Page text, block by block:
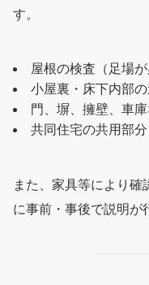
す。
屋根の検査（足場が
小屋裏・床下内部
門、塀、擁壁、車
共同住宅の共用部
また、家具等により
に事前・事後で説明が